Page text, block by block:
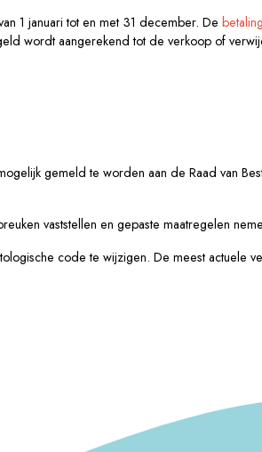
1 januari tot en met 31 december. De
wordt aangerekend tot de verkoop of
gemeld te worden aan de Raad van
vaststellen en gepaste maatregelen
code te wijzigen. De meest actuele